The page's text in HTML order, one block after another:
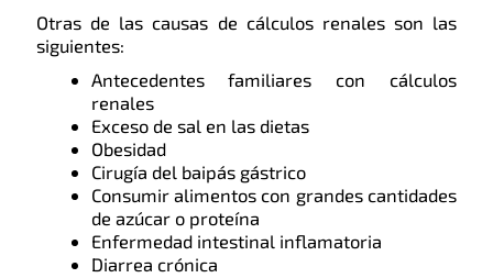
Otras de las causas de cálculos renales son las
siguientes:
Antecedentes familiares con cálculos
renales
Exceso de sal en las dietas
Obesidad
Cirugía del baipás gástrico
Consumir alimentos con grandes cantidades
de azúcar o proteína
Enfermedad intestinal inflamatoria
Diarrea crónica